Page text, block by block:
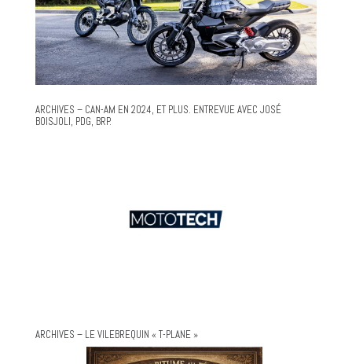
ARCHIVES – CAN-AM EN 2024, ET PLUS. ENTREVUE AVEC JOSÉ
BOISJOLI, PDG, BRP.
ARCHIVES – LE VILEBREQUIN « T-PLANE »